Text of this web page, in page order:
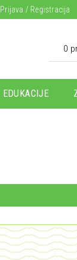
Prijava / Registracija
0
EDUKACIJE